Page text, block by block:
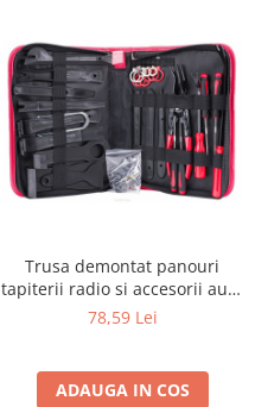
Trusa demontat panouri
tapiterii radio si accesorii auto
43 buc
78,59 Lei
ADAUGA IN COS